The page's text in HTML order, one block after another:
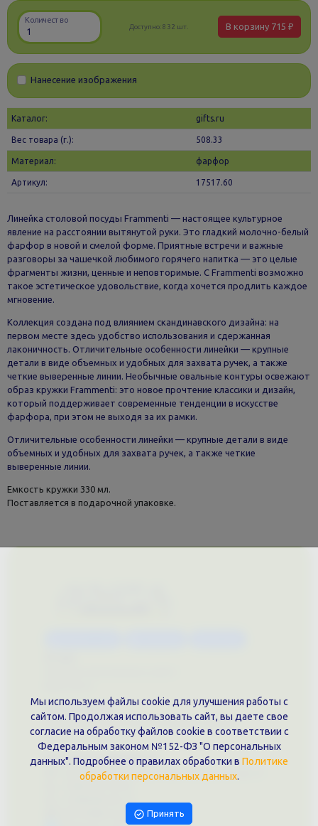
Количество
Доступно:832 шт. В корзину 715 ₽
Нанесение изображения
Каталог: gifts.ru
Вес товара (г.): 508.33
Материал: фарфор
Артикул: 17517.60
Линейка столовой посуды Frammenti — настоящее культурное
явление на расстоянии вытянутой руки. Это гладкий молочно-белый
фарфор в новой и смелой форме. Приятные встречи и важные
разговоры за чашечкой любимого горячего напитка — это целые
фрагменты жизни, ценные и неповторимые. С Frammenti возможно
такое эстетическое удовольствие, когда хочется продлить каждое
мгновение.
Коллекция создана под влиянием скандинавского дизайна: на
первом месте здесь удобство использования и сдержанная
лаконичность. Отличительные особенности линейки — крупные
детали в виде объемных и удобных для захвата ручек, а также
четкие выверенные линии. Необычные овальные контуры освежают
образ кружки Frammenti: это новое прочтение классики и дизайн,
который поддерживает современные тенденции в искусстве
фарфора, при этом не выходя за их рамки.
Отличительные особенности линейки — крупные детали в виде
объемных и удобных для захвата ручек, а также четкие
выверенные линии.
Емкость кружки 330 мл.
Поставляется в подарочной упаковке.
Документы
Политика обработки персональных данных
Публичная оферта
Контакты филиала
г. Краснодар, ул. Шоссе Нефтяников, 28, оф. 51
9457070@krd-print.ru
Мы используем файлы cookie для улучшения работы с
сайтом. Продолжая использовать сайт, вы даете свое
согласие на обработку файлов cookie в соответствии с
Федеральным законом №152-ФЗ "О персональных
данных". Подробнее о правилах обработки в Политике
обработки персональных данных.
Принять